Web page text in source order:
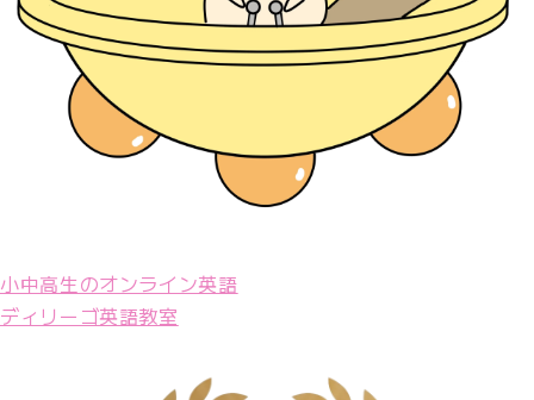
小中高生のオンライン英語
ディリーゴ英語教室